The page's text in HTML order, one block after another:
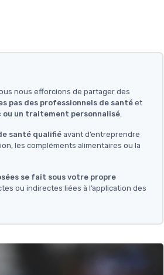
nous efforcions de partager des
pas des professionnels de santé et
ou un traitement personnalisé
santé qualifiéavant d’entreprendre
les compléments alimentaires ou la
se fait sous votre propre
ou indirectes liées à l’application des